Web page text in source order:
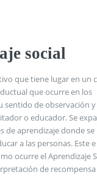
social
que tiene lugar en un c
que ocurre en los
sentido de observación y
o educador. Se expa
de aprendizaje donde se
a las personas. Este e
ocurre el Aprendizaje S
de recompensa